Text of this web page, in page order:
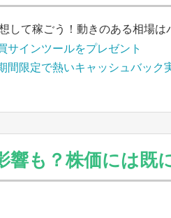
して稼ごう！動きのある相場は
サインツールをプレゼント
間限定で熱いキャッシュバック
響も？株価には既